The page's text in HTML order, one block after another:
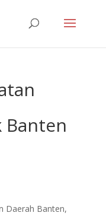
Banten
Daerah Banten,